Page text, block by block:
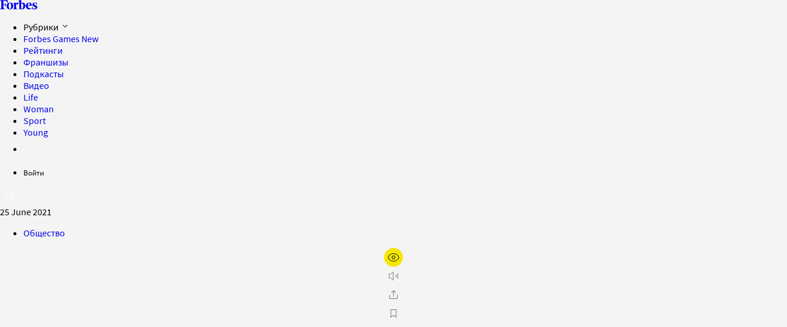
Рубрики
Forbes Games New
Рейтинги
Франшизы
Подкасты
Видео
Life
Woman
Sport
Young
Войти
25 June 2021
Общество